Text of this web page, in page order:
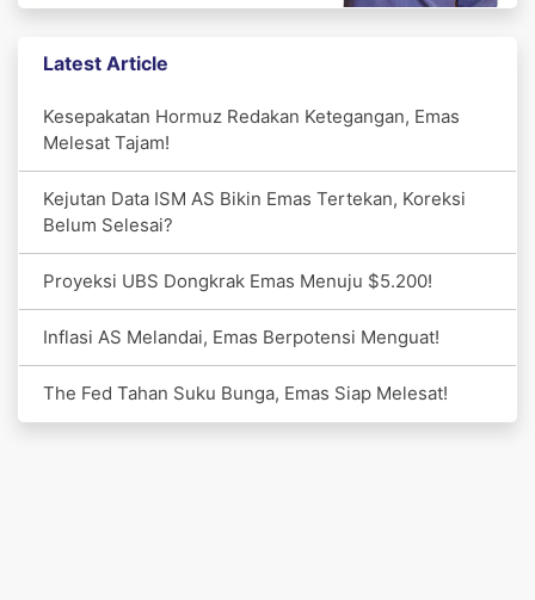
Latest Article
Kesepakatan Hormuz Redakan Ketegangan, Emas
Melesat Tajam!
Kejutan Data ISM AS Bikin Emas Tertekan, Koreksi
Belum Selesai?
Proyeksi UBS Dongkrak Emas Menuju $5.200!
Inflasi AS Melandai, Emas Berpotensi Menguat!
The Fed Tahan Suku Bunga, Emas Siap Melesat!